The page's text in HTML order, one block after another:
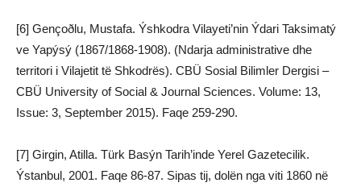
[6] Gençoðlu, Mustafa. Ýshkodra Vilayeti’nin Ýdari Taksimatý
ve Yapýsý (1867/1868-1908). (Ndarja administrative dhe
territori i Vilajetit të Shkodrës). CBÜ Sosial Bilimler Dergisi –
CBÜ University of Social & Journal Sciences. Volume: 13,
Issue: 3, September 2015). Faqe 259-290.
[7] Girgin, Atilla. Türk Basýn Tarih’inde Yerel Gazetecilik.
Ýstanbul, 2001. Faqe 86-87. Sipas tij, dolën nga viti 1860 në